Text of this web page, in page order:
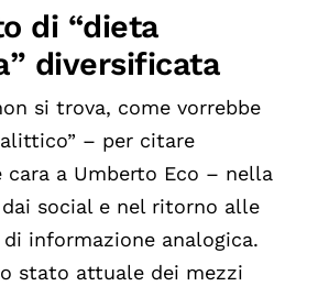
di “dieta
diversificata
si trova, come vorrebbe
– per citare
cara a Umberto Eco – nella
social e nel ritorno alle
informazione analogica.
stato attuale dei mezzi